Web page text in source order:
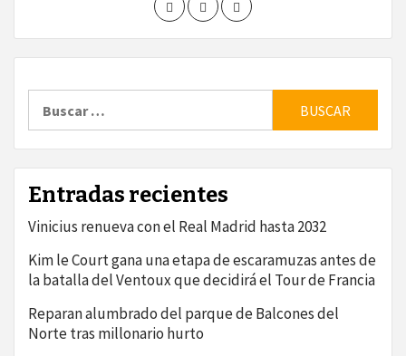
Entradas recientes
Vinicius renueva con el Real Madrid hasta 2032
Kim le Court gana una etapa de escaramuzas antes de
la batalla del Ventoux que decidirá el Tour de Francia
Reparan alumbrado del parque de Balcones del
Norte tras millonario hurto